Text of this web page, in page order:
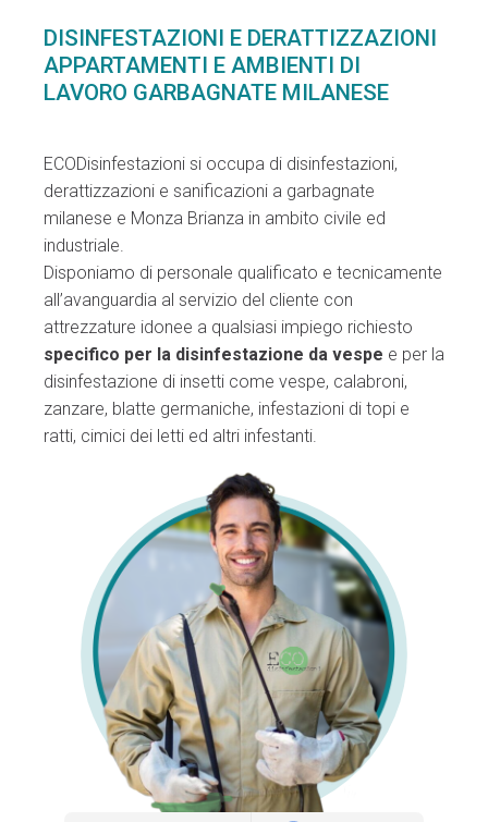
DISINFESTAZIONI E DERATTIZZAZIONI
APPARTAMENTI E AMBIENTI DI
LAVORO GARBAGNATE MILANESE
ECODisinfestazioni si occupa di disinfestazioni,
derattizzazioni e sanificazioni a garbagnate
milanese e Monza Brianza in ambito civile ed
industriale.
Disponiamo di personale qualificato e tecnicamente
all’avanguardia al servizio del cliente con
attrezzature idonee a qualsiasi impiego richiesto
specifico per la disinfestazione da vespe e per la
disinfestazione di insetti come vespe, calabroni,
zanzare, blatte germaniche, infestazioni di topi e
ratti, cimici dei letti ed altri infestanti.